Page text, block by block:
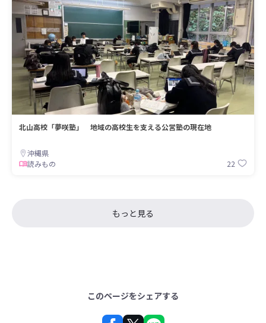
北山高校「夢咲塾」 地域の高校生を支える公営塾の現在地
沖縄県
読みもの
22
もっと見る
このページをシェアする